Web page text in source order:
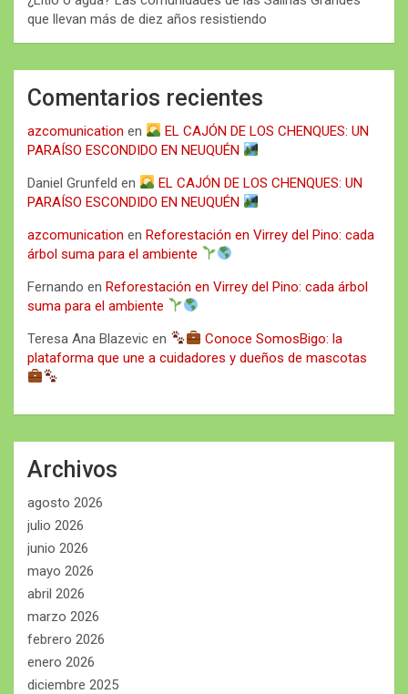
que llevan más de diez años resistiendo
Comentarios recientes
azcomunication en
EL CAJÓN DE LOS CHENQUES: UN
PARAÍSO ESCONDIDO EN NEUQUÉN
Daniel Grunfeld en
EL CAJÓN DE LOS CHENQUES: UN
PARAÍSO ESCONDIDO EN NEUQUÉN
azcomunication en Reforestación en Virrey del Pino: cada
árbol suma para el ambiente
Fernando en Reforestación en Virrey del Pino: cada árbol
suma para el ambiente
Teresa Ana Blazevic en
Conoce SomosBigo: la
plataforma que une a cuidadores y dueños de mascotas
Archivos
agosto 2026
julio 2026
junio 2026
mayo 2026
abril 2026
marzo 2026
febrero 2026
enero 2026
diciembre 2025